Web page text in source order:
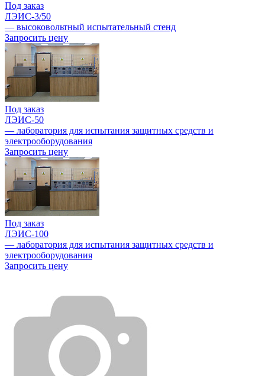
Под заказ
ЛЭИС-3/50
— высоковольтный испытательный стенд
Запросить цену
Под заказ
ЛЭИС-50
— лаборатория для испытания защитных средств и
электрооборудования
Запросить цену
Под заказ
ЛЭИС-100
— лаборатория для испытания защитных средств и
электрооборудования
Запросить цену